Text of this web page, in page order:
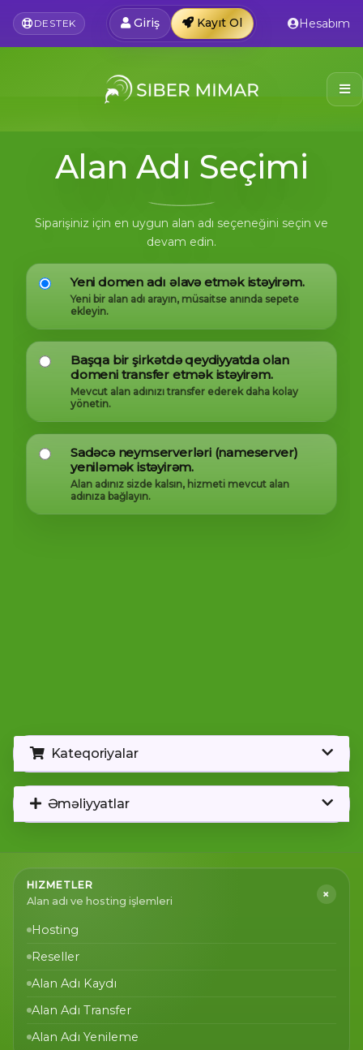
DESTEK Giriş Kayıt Ol Hesabım
Alan Adı Seçimi
Siparişiniz için en uygun alan adı seçeneğini seçin ve
devam edin.
Yeni domen adı əlavə etmək istəyirəm.
Yeni bir alan adı arayın, müsaitse anında sepete
ekleyin.
Başqa bir şirkətdə qeydiyyatda olan
domeni transfer etmək istəyirəm.
Mevcut alan adınızı transfer ederek daha kolay
yönetin.
Sadəcə neymserverləri (nameserver)
yeniləmək istəyirəm.
Alan adınız sizde kalsın, hizmeti mevcut alan
adınıza bağlayın.
Kateqoriyalar
Əməliyyatlar
HIZMETLER
Alan adı ve hosting işlemleri
+
Hosting
Reseller
Alan Adı Kaydı
Alan Adı Transfer
Alan Adı Yenileme